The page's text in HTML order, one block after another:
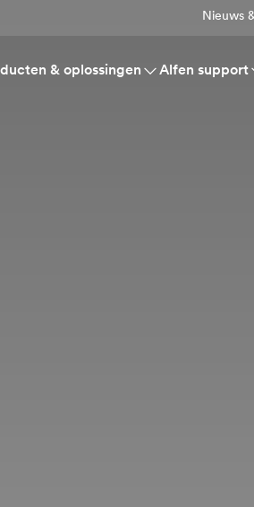
Nieuws
& oplossingen Alfen support